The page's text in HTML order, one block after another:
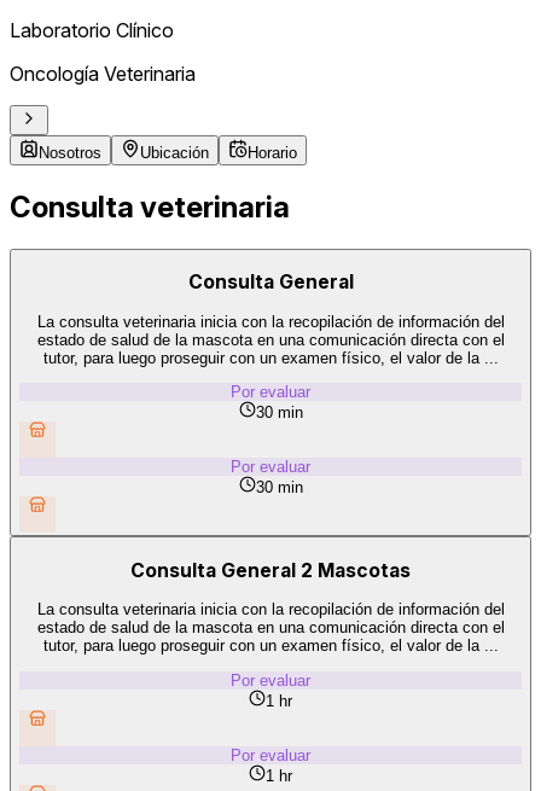
Laboratorio Clínico
Oncología Veterinaria
Nosotros Ubicación Horario
Consulta veterinaria
Consulta General
La consulta veterinaria inicia con la recopilación de información del
estado de salud de la mascota en una comunicación directa con el
tutor, para luego proseguir con un examen físico, el valor de la ...
Por evaluar
30 min
Por evaluar
30 min
Consulta General 2 Mascotas
La consulta veterinaria inicia con la recopilación de información del
estado de salud de la mascota en una comunicación directa con el
tutor, para luego proseguir con un examen físico, el valor de la ...
Por evaluar
1 hr
Por evaluar
1 hr